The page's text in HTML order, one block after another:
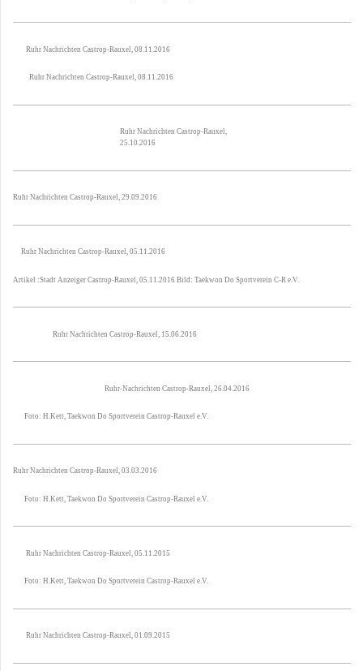
Ruhr Nachrichten Castrop-Rauxel, 08.11.2016
Ruhr Nachrichten Castrop-Rauxel, 08.11.2016
Ruhr Nachrichten Castrop-Rauxel,
25.10.2016
Ruhr Nachrichten Castrop-Rauxel, 29.09.2016
Ruhr Nachrichten Castrop-Rauxel, 05.11.2016
Artikel :Stadt Anzeiger Castrop-Rauxel, 05.11.2016 Bild: Taekwon Do Sportverein C-R e.V.
Ruhr Nachrichten Castrop-Rauxel, 15.06.2016
Ruhr-Nachrichten Castrop-Rauxel, 26.04.2016
Foto: H.Kett, Taekwon Do Sportverein Castrop-Rauxel e.V.
Ruhr Nachrichten Castrop-Rauxel, 03.03.2016
Foto: H.Kett, Taekwon Do Sportverein Castrop-Rauxel e.V.
Ruhr Nachrichten Castrop-Rauxel, 05.11.2015
Foto: H.Kett, Taekwon Do Sportverein Castrop-Rauxel e.V.
Ruhr Nachrichten Castrop-Rauxel, 01.09.2015